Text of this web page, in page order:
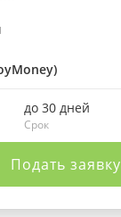
до 30 дней
Срок
Подать заявку